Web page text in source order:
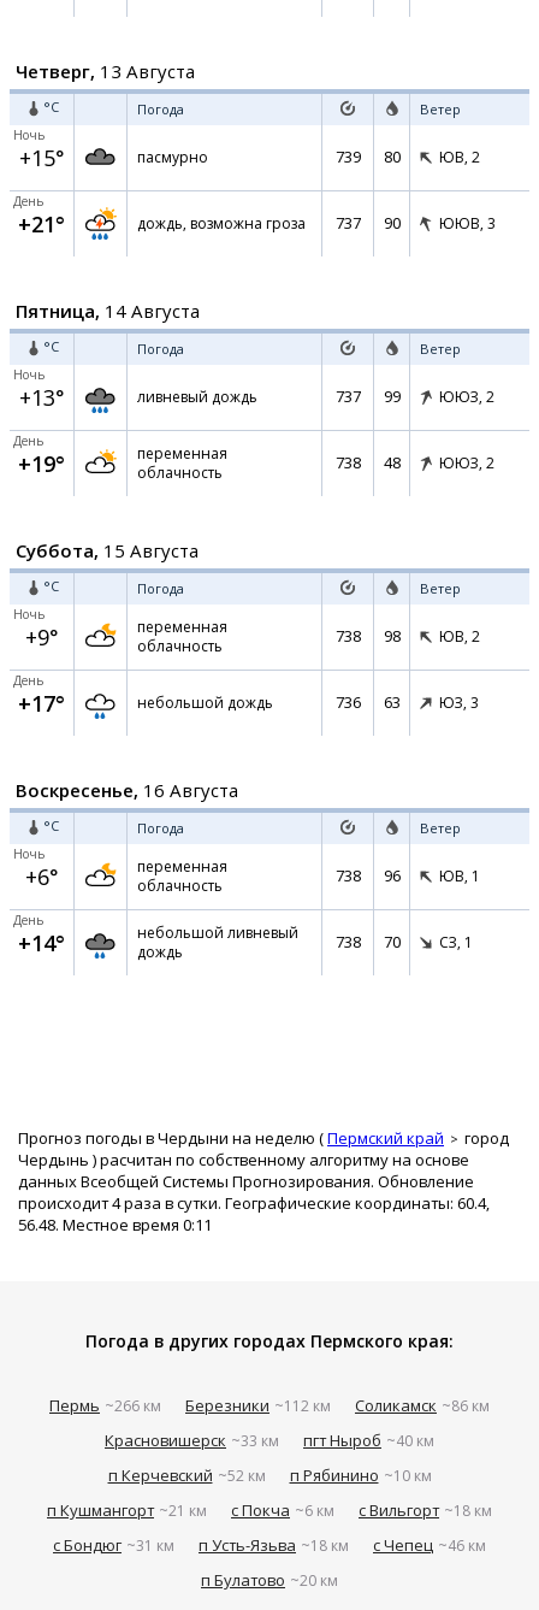
Четверг, 13 Августа
°C Погода Ветер
Ночь
+15° пасмурно 739 80 ЮВ, 2
День
+21° дождь, возможна гроза 737 90 ЮЮВ, 3
Пятница, 14 Августа
°C Погода Ветер
Ночь
+13° ливневый дождь 737 99 ЮЮЗ, 2
День
+19°
переменная
облачность
738 48 ЮЮЗ, 2
Суббота, 15 Августа
°C Погода Ветер
Ночь
+9°
переменная
облачность
738 98 ЮВ, 2
День
+17° небольшой дождь 736 63 ЮЗ, 3
Воскресенье, 16 Августа
°C Погода Ветер
Ночь
+6°
переменная
облачность
738 96 ЮВ, 1
День
+14°
небольшой ливневый
дождь
738 70 СЗ, 1
Прогноз погоды в Чердыни на неделю (Пермский край
город
Чердынь ) расчитан по собственному алгоритму на основе
данных Всеобщей Системы Прогнозирования. Обновление
происходит 4 раза в сутки. Географические координаты: 60.4,
56.48. Местное время 0:11
Погода в других городах Пермского края:
Пермь ~266 км Березники ~112 км Соликамск ~86 км
Красновишерск ~33 км пгт Ныроб ~40 км
п Керчевский ~52 км п Рябинино ~10 км
п Кушмангорт ~21 км с Покча ~6 км с Вильгорт ~18 км
с Бондюг ~31 км п Усть-Язьва ~18 км с Чепец ~46 км
п Булатово ~20 км